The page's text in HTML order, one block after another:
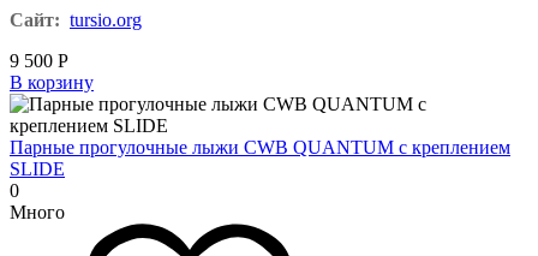
Сайт: tursio.org
9 500 Р
В корзину
Парные прогулочные лыжи CWB QUANTUM с креплением
SLIDE
0
Много